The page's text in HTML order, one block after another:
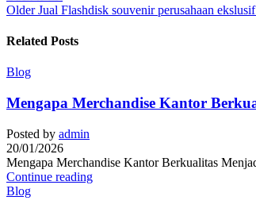
Older Jual Flashdisk souvenir perusahaan
Related Posts
Blog
Mengapa Merchandise Kantor
Posted by admin
20/01/2026
Mengapa Merchandise Kantor Berkualitas
Continue reading
Blog